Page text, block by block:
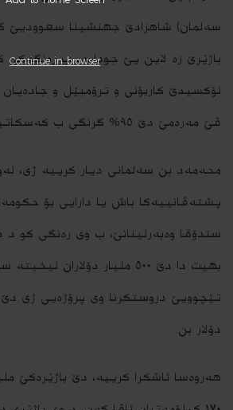
سەلمان) شاھزادێ جھنشینا سعوودیێ
باژێرێ زە لاین یێ جودایە، ب رەنگەکێ
ئۆکسیدێ کاربۆنی و ترۆمبێل و
ڤێ مەرەمێ دێ ٩٥% گرنگی ب کەسکاتیێ ھیتەدان.
محەمەد بن سەلمانی دیار کرییە ژی،
پشتەڤانییەکا باش یا دارایی بۆ
بھیت دا دێ ٥٠٠ ملیار دۆلاران
دۆلار بن.
ھەروەسا ئاشکرا کرییە، دێ باژێرەکێ
Continue in browser